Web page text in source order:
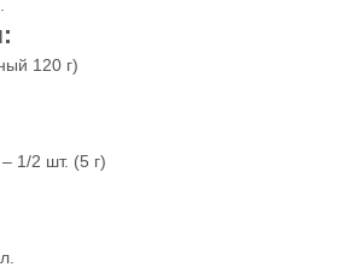
120 г)
1/2 шт. (5 г)